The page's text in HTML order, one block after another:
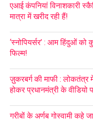
एआई कंपनियां विनाशकारी
मात्रा में खरीद रही हैं!
‘स्नोपियर्सर’ : आम हिंदुओं को
फिल्म!
ज़ुकरबर्ग की माफी : लोकतंत्र
होकर प्रधानमंत्री के वीडियो
गरीबों के अर्णब गोस्वामी